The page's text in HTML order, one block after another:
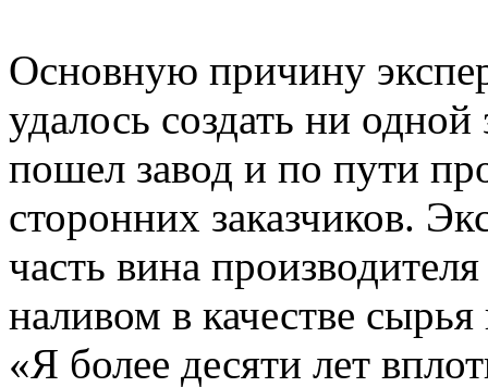
Основную причину
удалось создать ни
пошел завод и по пути
сторонних заказчиков.
часть вина
наливом в качестве
«Я более десяти лет